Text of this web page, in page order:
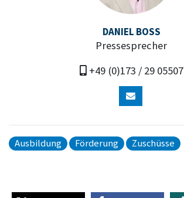
DANIEL BOSS
Pressesprecher
+49 (0)173 / 29 05507
Ausbildung Förderung Zuschüsse